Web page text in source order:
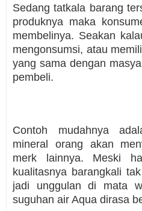
Sedang tatkala barang
produknya maka
membelinya. Seakan
mengonsumsi, atau
yang sama dengan
pembeli.
Contoh mudahnya
mineral orang akan
merk lainnya. Meski
kualitasnya barangkali
jadi unggulan di mata
suguhan air Aqua dirasa